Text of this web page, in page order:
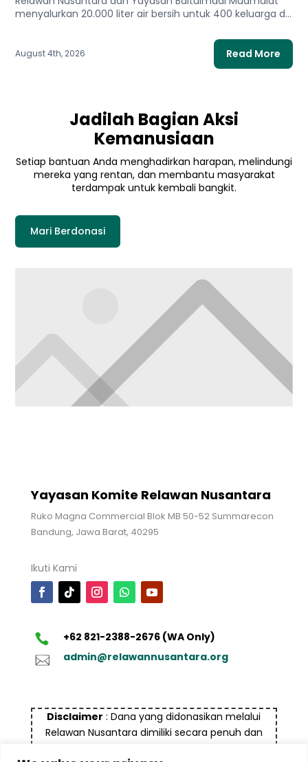
menyalurkan 20.000 liter air bersih untuk 400 keluarga di
August 4th, 2026 Read More
Jadilah Bagian Aksi
Kemanusiaan
Setiap bantuan Anda menghadirkan harapan, melindungi
mereka yang rentan, dan membantu masyarakat
terdampak untuk kembali bangkit.
Mari Berdonasi
Yayasan Komite Relawan Nusantara
Ruko Magna Commercial Blok MB 50-52 Summarecon
Bandung, Jawa Barat, 40295
Ikuti Kami
+62 821-2388-2676 (WA Only)
admin@relawannusantara.org
Disclaimer : Dana yang didonasikan melalui
Relawan Nusantara dimiliki secara penuh dan